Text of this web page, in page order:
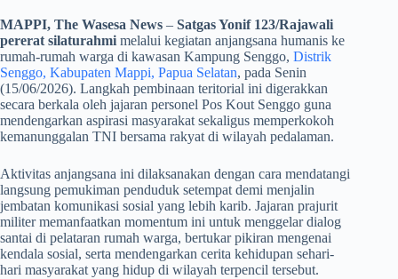
MAPPI, The Wasesa News – Satgas Yonif 123/Rajawali
pererat silaturahmi melalui kegiatan anjangsana humanis ke
rumah-rumah warga di kawasan Kampung Senggo, Distrik
Senggo, Kabupaten Mappi, Papua Selatan, pada Senin
(15/06/2026). Langkah pembinaan teritorial ini digerakkan
secara berkala oleh jajaran personel Pos Kout Senggo guna
mendengarkan aspirasi masyarakat sekaligus memperkokoh
kemanunggalan TNI bersama rakyat di wilayah pedalaman.
​Aktivitas anjangsana ini dilaksanakan dengan cara mendatangi
langsung pemukiman penduduk setempat demi menjalin
jembatan komunikasi sosial yang lebih karib. Jajaran prajurit
militer memanfaatkan momentum ini untuk menggelar dialog
santai di pelataran rumah warga, bertukar pikiran mengenai
kendala sosial, serta mendengarkan cerita kehidupan sehari-
hari masyarakat yang hidup di wilayah terpencil tersebut.